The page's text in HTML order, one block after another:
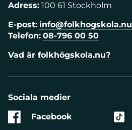
Adress: 100 61 Stockholm
E-post: info@folkhogskola.nu
Telefon: 08-796 00 50
Vad är folkhögskola.nu?
Sociala medier
Facebook